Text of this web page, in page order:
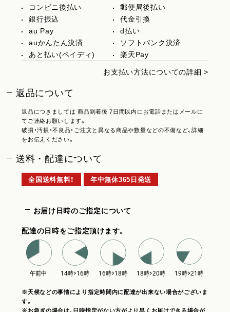
コンビニ後払い
郵便局後払い
銀行振込
代金引換
au Pay
d払い
auかんたん決済
ソフトバンク決済
あと払い(ペイディ)
楽天Pay
お支払い方法についての詳細 >
返品について
返品につきましては 商品到着後 7日間以内にお電話またはメールに
てご連絡お願いします。
破損・汚損・不良品・ご注文と異なる商品や数量などの不備など、詳細
をお伝えください。
送料・配達について
全国送料無料！ 年中無休365日発送
お届け日時のご指定について
配達の日時をご指定頂けます。
※天候などの事情により指定時間内に配達が出来ない場合がございま
す。
※お急ぎの場合は、日時指定がない方がより早くお届けできる場合が